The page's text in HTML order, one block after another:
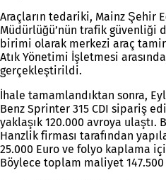
Araçların tedariki, Mainz Şehir
Müdürlüğü’nün trafik güvenliği
birimi olarak merkezi araç
Atık Yönetimi İşletmesi
gerçekleştirildi.
İhale tamamlandıktan sonra,
Benz Sprinter 315 CDI sipariş
yaklaşık 120.000 avroya
Hanzlik firması tarafından
25.000 Euro ve folyo kaplama
Böylece toplam maliyet